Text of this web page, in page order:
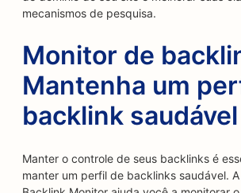
mecanismos de pesquisa.
Monitor de
Mantenha um
backlink saudável
Manter o controle de seus backlinks é
manter um perfil de backlinks saudável.